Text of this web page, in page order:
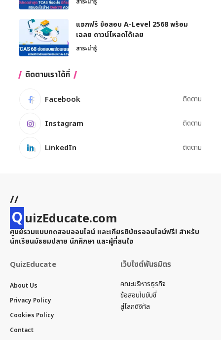
แจกฟรี ข้อสอบ A-Level 2568 พร้อม
เฉลย ดาวน์โหลดได้เลย
สาระน่ารู้
ติดตามเราได้ที่
Facebook ติดตาม
Instagram ติดตาม
LinkedIn ติดตาม
//
QuizEducate.com
ศูนย์รวมแบบทดสอบออนไลน์ และเกียรติบัตรออนไลน์ฟรี! สำหรับ
นักเรียนมัธยมปลาย นักศึกษา และผู้ที่สนใจ
QuizEducate
About Us
Privacy Policy
Cookies Policy
Contact
เว็บไซต์พันธมิตร
คณะบริหารธุรกิจ
ข้อสอบใบขับขี่
สู่โลกดิจิทัล